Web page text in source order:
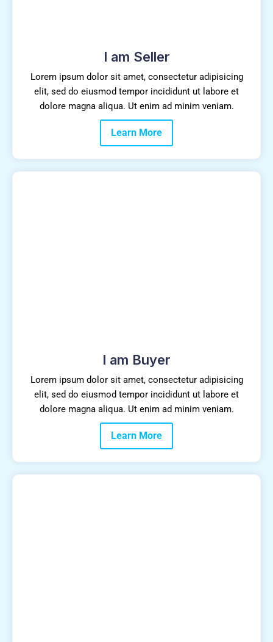
I am Seller
Lorem ipsum dolor sit amet, consectetur adipisicing
elit, sed do eiusmod tempor incididunt ut labore et
dolore magna aliqua. Ut enim ad minim veniam.
Learn More
I am Buyer
Lorem ipsum dolor sit amet, consectetur adipisicing
elit, sed do eiusmod tempor incididunt ut labore et
dolore magna aliqua. Ut enim ad minim veniam.
Learn More